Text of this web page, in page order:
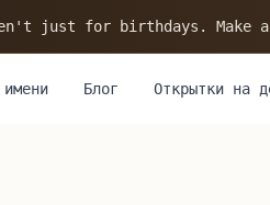
just for birthdays. Make
Блог Открытки на